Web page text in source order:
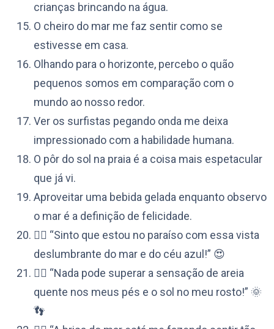
crianças brincando na água.
O cheiro do mar me faz sentir como se
estivesse em casa.
Olhando para o horizonte, percebo o quão
pequenos somos em comparação com o
mundo ao nosso redor.
Ver os surfistas pegando onda me deixa
impressionado com a habilidade humana.
O pôr do sol na praia é a coisa mais espetacular
que já vi.
Aproveitar uma bebida gelada enquanto observo
o mar é a definição de felicidade.
👉🏼 “Sinto que estou no paraíso com essa vista
deslumbrante do mar e do céu azul!” 😍
👉🏼 “Nada pode superar a sensação de areia
quente nos meus pés e o sol no meu rosto!” 🌞
👣